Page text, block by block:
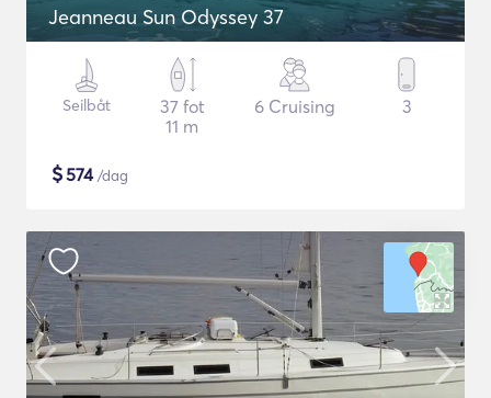
Jeanneau Sun Odyssey 37
Seilbåt
37 fot
11 m
6 Cruising 3
$574/dag